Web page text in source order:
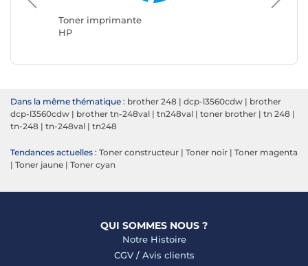
Toner imprimante
HP
Dans la même thématique : brother 248 | dcp-l3560cdw | brother
dcp-l3560cdw | brother tn-248val | tn248val | toner brother | tn 248 |
tn-248 | tn-248val | tn248
Tendances actuelles : Toner constructeur | Toner noir | Toner magenta
| Toner jaune | Toner cyan
QUI SOMMES NOUS ?
Notre Histoire
CGV/ Avis clients